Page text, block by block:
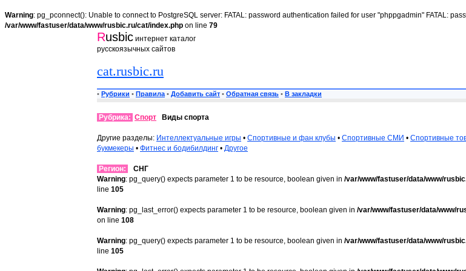
Warning: pg_pconnect(): Unable to connect to PostgreSQL server: FATAL: password authentication failed for user "phppgadmin" FATAL:
/var/www/fastuser/data/www/rusbic.ru/cat/index.php on line 79
Rusbic интернет каталог
русскоязычных сайтов
cat.rusbic.ru
• Рубрики • Правила • Добавить сайт • Обратная связь • В закладки
Рубрика: Спорт Виды спорта
Другие разделы: Интеллектуальные игры • Спортивные и фан клубы • Спортивные СМИ • Спортивные
букмекеры • Фитнес и бодибилдинг • Другое
Регион:
СНГ
Warning: pg_query() expects parameter 1 to be resource, boolean given in /var/www/fastuser/data/www/
line 105
Warning: pg_last_error() expects parameter 1 to be resource, boolean given in /var/www/fastuser/data/www/
on line 108
Warning: pg_query() expects parameter 1 to be resource, boolean given in /var/www/fastuser/data/www/
line 105